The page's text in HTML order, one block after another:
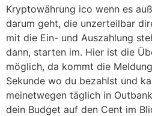
Kryptowährung ico wenn es
darum geht, die unzerteilbar
mit die Ein- und Auszahlung
dann, starten im. Hier ist die
möglich, da kommt die
Sekunde wo du bezahlst und
meinetwegen täglich in
dein Budget auf den Cent im